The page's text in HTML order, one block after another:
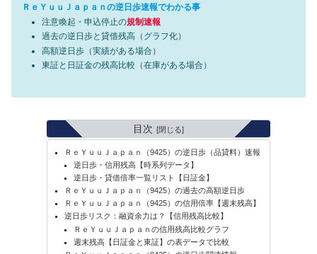
ＲｅＹｕｕＪａｐａｎの逆日歩速報でわかる事
注意喚起・申込停止の規制速報
過去の逆日歩と貸借残高（グラフ化）
高額逆日歩（実績がある場合）
東証と日証金の残高比較（在庫がある場合）
目次
ＲｅＹｕｕＪａｐａｎ（9425）の逆日歩（品貸料）速報
逆日歩・信用残高【時系列データ】
逆日歩・貸借倍率一覧リスト【日証金】
ＲｅＹｕｕＪａｐａｎ（9425）の過去の高額逆日歩
ＲｅＹｕｕＪａｐａｎ（9425）の信用倍率【週末残高】
逆日歩リスク：融資余力は？【信用残高比較】
ＲｅＹｕｕＪａｐａｎの信用残高比較グラフ
週末残高【日証金と東証】の表データで比較